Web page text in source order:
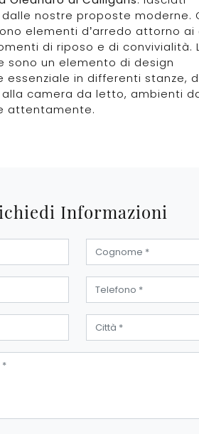
nostre proposte moderne.
elementi d’arredo attorno ai
di riposo e di convivialità.
sono un elemento di design
essenziale in differenti stanze,
camera da letto, ambienti
attentamente.
Informazioni